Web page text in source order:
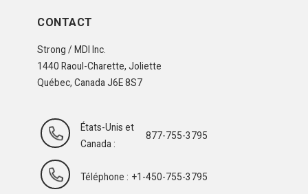
CONTACT
Strong / MDI Inc.
1440 Raoul-Charette, Joliette
Québec, Canada J6E 8S7
États-Unis et
Canada :
877-755-3795
Téléphone : +1-450-755-3795